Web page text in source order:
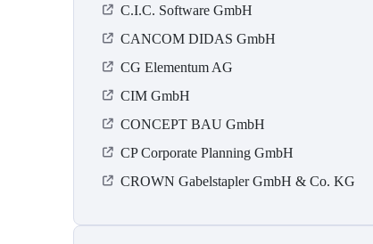
C.I.C. Software GmbH
CANCOM DIDAS GmbH
CG Elementum AG
CIM GmbH
CONCEPT BAU GmbH
CP Corporate Planning GmbH
CROWN Gabelstapler GmbH & Co. KG